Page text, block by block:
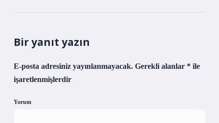
Bir yanıt yazın
E-posta adresiniz yayınlanmayacak. Gerekli alanlar * ile
işaretlenmişlerdir
Yorum